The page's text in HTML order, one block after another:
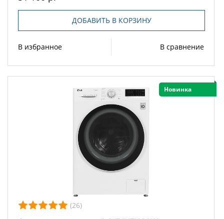
ДОБАВИТЬ В КОРЗИНУ
В избранное В сравнение
Новинка
(26)